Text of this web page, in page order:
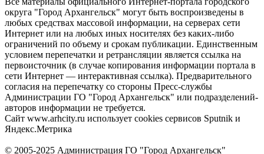
округа "Город Архангельск" могут быть воспроизведены в
любых средствах массовой информации, на серверах сети
Интернет или на любых иных носителях без каких-либо
ограничений по объему и срокам публикации. Единственным
условием перепечатки и ретрансляции является ссылка на
первоисточник (в случае копирования информации портала в
сети Интернет — интерактивная ссылка). Предварительного
согласия на перепечатку со стороны Пресс-службы
Администрации ГО "Город Архангельск" или подразделений-
авторов информации не требуется.
Сайт www.arhcity.ru использует cookies сервисов Sputnik и
Яндекс.Метрика
© 2005-2025 Администрация ГО "Город Архангельск"